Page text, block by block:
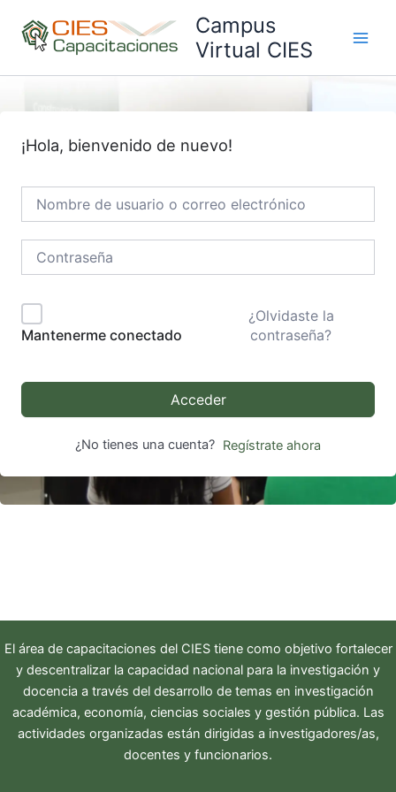
contenido
Campus
Virtual CIES
¡Hola, bienvenido de nuevo!
Mantenerme conectado
¿Olvidaste la
contraseña?
Acceder
¿No tienes una cuenta? Regístrate ahora
El área de capacitaciones del CIEStiene como objetivo fortalecer
y descentralizar la capacidad nacional para la investigación y
docencia a través del desarrollo de temas en investigación
académica, economía, ciencias sociales y gestión pública. Las
actividades organizadas están dirigidas a investigadores/as,
docentes y funcionarios.